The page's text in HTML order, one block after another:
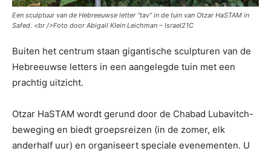
Een sculptuur van de Hebreeuwse letter “tav” in de tuin van Otzar HaSTAM in
Safed. <br />Foto door Abigail Klein Leichman – Israel21C
Buiten het centrum staan ​​gigantische sculpturen van de
Hebreeuwse letters in een aangelegde tuin met een
prachtig uitzicht.
Otzar HaSTAM wordt gerund door de Chabad Lubavitch-
beweging en biedt groepsreizen (in de zomer, elk
anderhalf uur) en organiseert speciale evenementen. U